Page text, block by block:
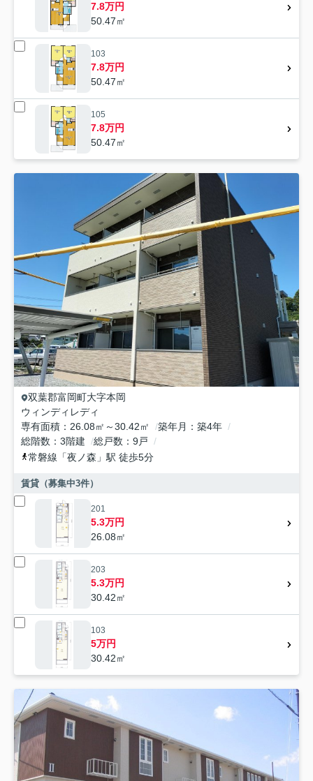
7.8万円
50.47㎡
103
7.8万円
50.47㎡
105
7.8万円
50.47㎡
双葉郡富岡町大字本岡
ウィンディレディ
専有面積
26.08㎡～30.42㎡ 築年月
築4年
総階数
3階建 総戸数
9戸
常磐線 「夜ノ森 」駅 徒歩5分
賃貸（募集中3件）
201
5.3万円
26.08㎡
203
5.3万円
30.42㎡
103
5万円
30.42㎡